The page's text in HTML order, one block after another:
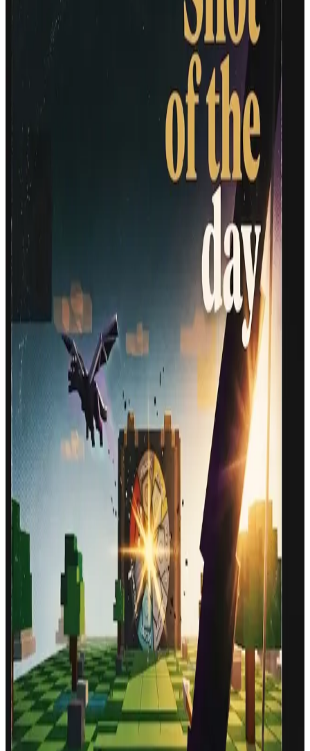
Fair play recording Official MC.GAME YouTube
Top 10 runs
are saved as anti-cheat proof. By starting the game, you
allow MC.GAME to record your run and publish it on the
official MC.GAME YouTube channel.
Top 10 proof clip
Play now
PUNKTE
TEMPO:
1
ZEIT:
30.0s
BOW POWER
%
Solo spielen
BESTWERT